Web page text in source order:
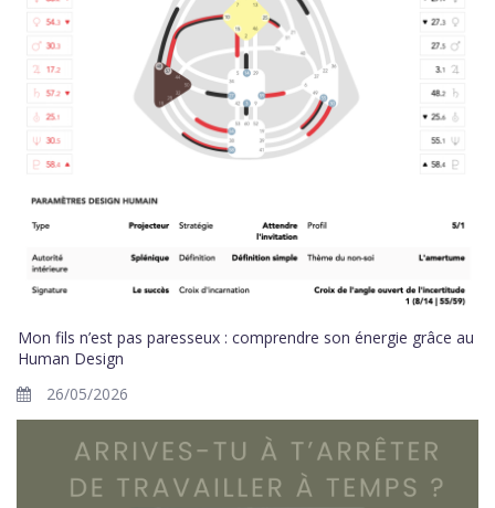
Mon fils n’est pas paresseux : comprendre son énergie grâce au
Human Design
26/05/2026